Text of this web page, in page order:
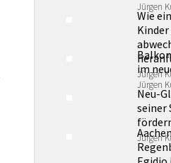
Jürgen
Wie
Kinder
Jürgen
im
Jürgen
Neu-
seiner
Jürgen